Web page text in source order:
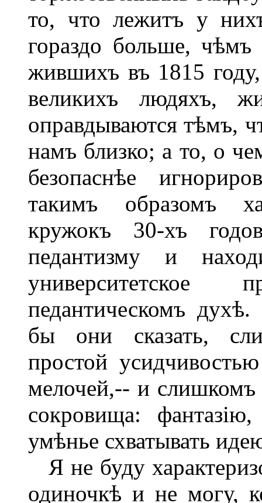
то, что лежитъ у
гораздо больше,
жившихъ въ 1815
великихъ людяхъ,
оправдываются тѣмъ,
намъ близко; а то, о
безопаснѣе
такимъ образомъ
кружокъ 30-хъ
педантизму и
университетское
педантическомъ
бы они сказать,
простой
мелочей,-- и
сокровища:
умѣнье схватывать
Я не буду
одиночкѣ и не могу,